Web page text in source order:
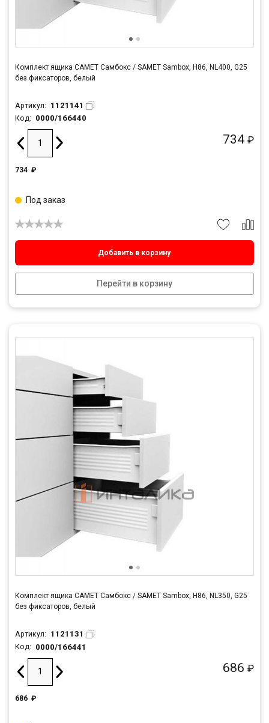
Комплект ящика САМЕТ Самбокс / SAMET Sambox, H86, NL400, G25
без фиксаторов, белый
Артикул: 1121141
Код: 0000/166440
734 ₽
734 ₽
Добавить в корзину
Перейти в корзину
Под заказ
Комплект ящика САМЕТ Самбокс / SAMET Sambox, H86, NL350, G25
без фиксаторов, белый
Артикул: 1121131
Код: 0000/166441
686 ₽
686 ₽